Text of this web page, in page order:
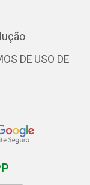
DE USO DE